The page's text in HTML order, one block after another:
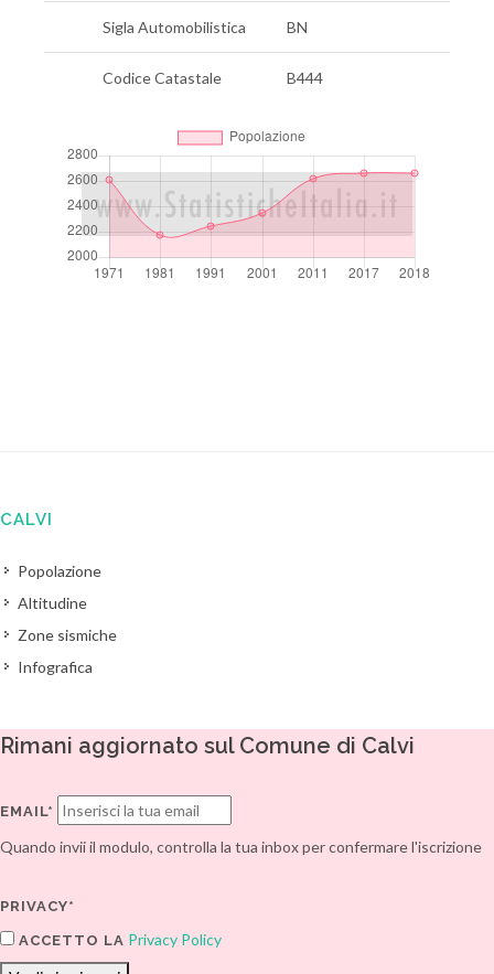
Sigla Automobilistica BN
Codice Catastale B444
CALVI
Popolazione
Altitudine
Zone sismiche
Infografica
Rimani aggiornato sul Comune di Calvi
EMAIL*
Quando invii il modulo, controlla la tua inbox per confermare l'iscrizione
PRIVACY*
ACCETTO LA Privacy Policy